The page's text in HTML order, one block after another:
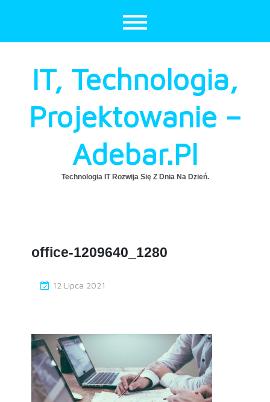
IT, Technologia,
Projektowanie –
Adebar.pl
Technologia IT Rozwija Się Z Dnia Na Dzień.
office-1209640_1280
12 Lipca 2021